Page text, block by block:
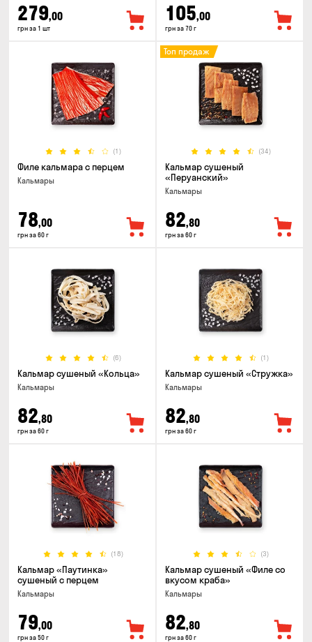
279,00
грн за 1 шт
105,00
грн за 70 г
(1)
Филе кальмара с перцем
Кальмары
78,00
грн за 60 г
(34)
Топ продаж
Кальмар сушеный
«Перуанский»
Кальмары
82,80
грн за 60 г
(6)
Кальмар сушеный «Кольца»
Кальмары
82,80
грн за 60 г
(1)
Кальмар сушеный «Стружка»
Кальмары
82,80
грн за 60 г
(18)
Кальмар «Паутинка»
сушеный с перцем
Кальмары
79,00
грн за 50 г
(3)
Кальмар сушеный «Филе со
вкусом краба»
Кальмары
82,80
грн за 60 г